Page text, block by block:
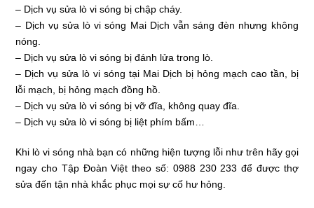
– Dịch vụ sửa lò vi sóng bị chập cháy.
– Dịch vụ sửa lò vi sóng Mai Dịch vẫn sáng đèn nhưng không
nóng.
– Dịch vụ sửa lò vi sóng bị đánh lửa trong lò.
– Dịch vụ sửa lò vi sóng tại Mai Dịch bị hỏng mạch cao tần, bị
lỗi mạch, bị hỏng mạch đồng hồ.
– Dịch vụ sửa lò vi sóng bị vỡ đĩa, không quay đĩa.
– Dịch vụ sửa lò vi sóng bị liệt phím bấm…
Khi lò vi sóng nhà bạn có những hiện tượng lỗi như trên hãy gọi
ngay cho Tập Đoàn Việt theo số: 0988 230 233 để được thợ
sửa đến tận nhà khắc phục mọi sự cố hư hỏng.